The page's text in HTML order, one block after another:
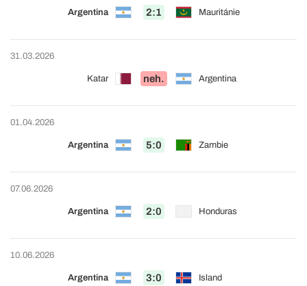
Argentina 2:1 Mauritánie
31.03.2026
Katar neh. Argentina
01.04.2026
Argentina 5:0 Zambie
07.06.2026
Argentina 2:0 Honduras
10.06.2026
Argentina 3:0 Island